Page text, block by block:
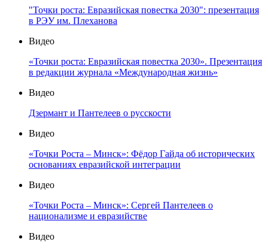
"Точки роста: Евразийская повестка 2030": презентация
в РЭУ им. Плеханова
Видео
«Точки роста: Евразийская повестка 2030». Презентация
в редакции журнала «Международная жизнь»
Видео
Дзермант и Пантелеев о русскости
Видео
«Точки Роста – Минск»: Фёдор Гайда об исторических
основаниях евразийской интеграции
Видео
«Точки Роста – Минск»: Сергей Пантелеев о
национализме и евразийстве
Видео